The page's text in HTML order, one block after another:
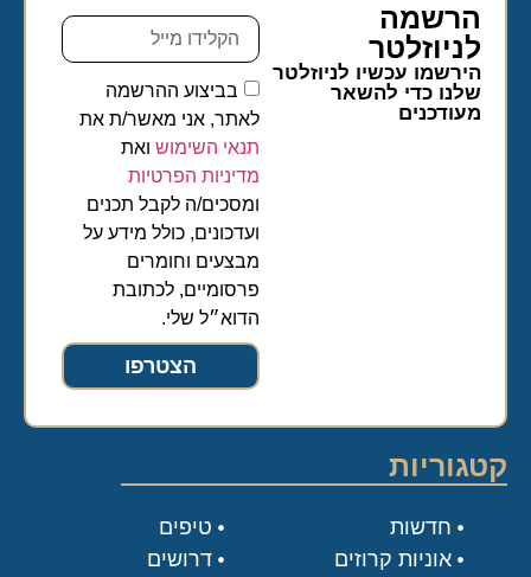
הרשמה
לניוזלטר​
הירשמו עכשיו לניוזלטר
שלנו כדי להשאר
מעודכנים
בביצוע ההרשמה
לאתר, אני מאשר/ת את
תנאי השימושואת
מדיניות הפרטיות
ומסכים/ה לקבל תכנים
ועדכונים, כולל מידע על
מבצעים וחומרים
פרסומיים, לכתובת
הדוא״ל שלי.
הצטרפו
קטגוריות
טיפים
דרושים
חדשות
אוניות קרוזים